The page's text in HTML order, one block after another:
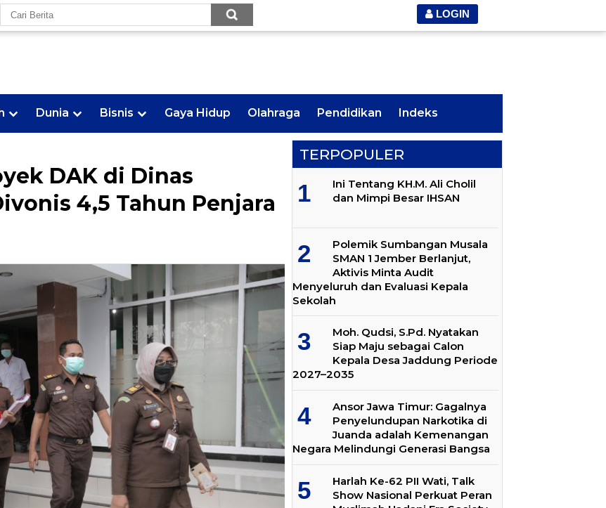
LOGIN
Dunia Bisnis Gaya Hidup Olahraga Pendidikan Indeks
DAK di Dinas
4,5 Tahun Penjara
TERPOPULER
Ini Tentang KH.M. Ali Cholil
dan Mimpi Besar IHSAN
Polemik Sumbangan Musala
SMAN 1 Jember Berlanjut,
Aktivis Minta Audit
Menyeluruh dan Evaluasi Kepala
Sekolah
Moh. Qudsi, S.Pd. Nyatakan
Siap Maju sebagai Calon
Kepala Desa Jaddung Periode
2027–2035
Ansor Jawa Timur: Gagalnya
Penyelundupan Narkotika di
Juanda adalah Kemenangan
Negara Melindungi Generasi Bangsa
Harlah Ke-62 PII Wati, Talk
Show Nasional Perkuat Peran